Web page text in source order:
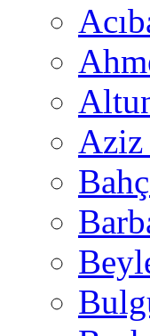
Aziz